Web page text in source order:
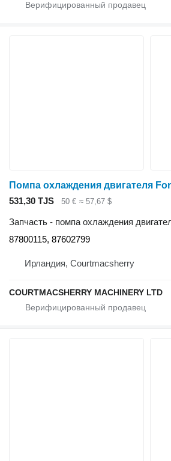
531,30 TJS 50 € ≈ 57,67 $
Запчасть - помпа охлаждения
87800115, 87602799
Ирландия, Courtmacsherry
COURTMACSHERRY MACHINERY LTD